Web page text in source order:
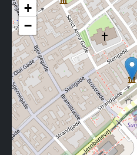
+
−